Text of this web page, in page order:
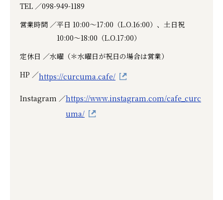
TEL ／098-949-1189
営業時間 ／平日 10:00～17:00（L.O.16:00）、土日祝
10:00～18:00（L.O.17:00）
定休日 ／水曜（＊水曜日が祝日の場合は営業）
HP ／https://curcuma.cafe/
Instagram ／https://www.instagram.com/cafe_curc
uma/